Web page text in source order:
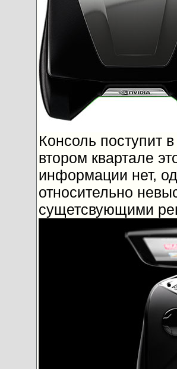
Консоль поступит
втором квартале
информации нет,
относительно
сущетсвующими